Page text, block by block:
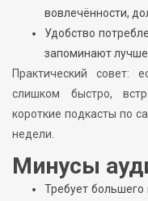
вовлечённости,
Удобство
запоминают лучше.
Практический совет:
слишком быстро,
короткие подкасты по
недели.
Минусы
Требует